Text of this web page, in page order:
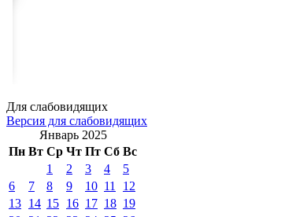
Для слабовидящих
Версия для слабовидящих
Январь 2025
Пн Вт Ср Чт Пт Сб Вс
1
2 3 4
5
6
7 8 9 10 11
12
13 14 15 16 17 18 19